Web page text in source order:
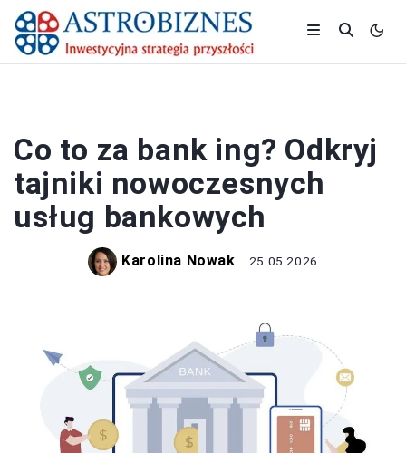
Co to za bank ing? Odkryj
tajniki nowoczesnych
usług bankowych
Karolina Nowak 25.05.2026